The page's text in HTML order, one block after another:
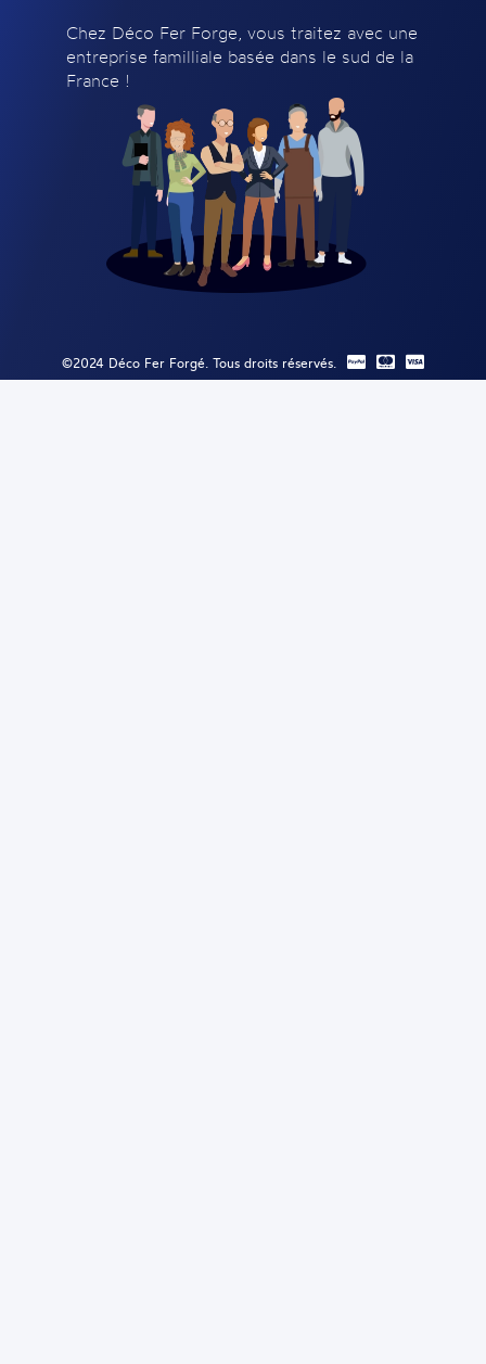
Chez Déco Fer Forge, vous traitez avec une
entreprise familliale basée dans le sud de la
France !
©2024 Déco Fer Forgé. Tous droits réservés.